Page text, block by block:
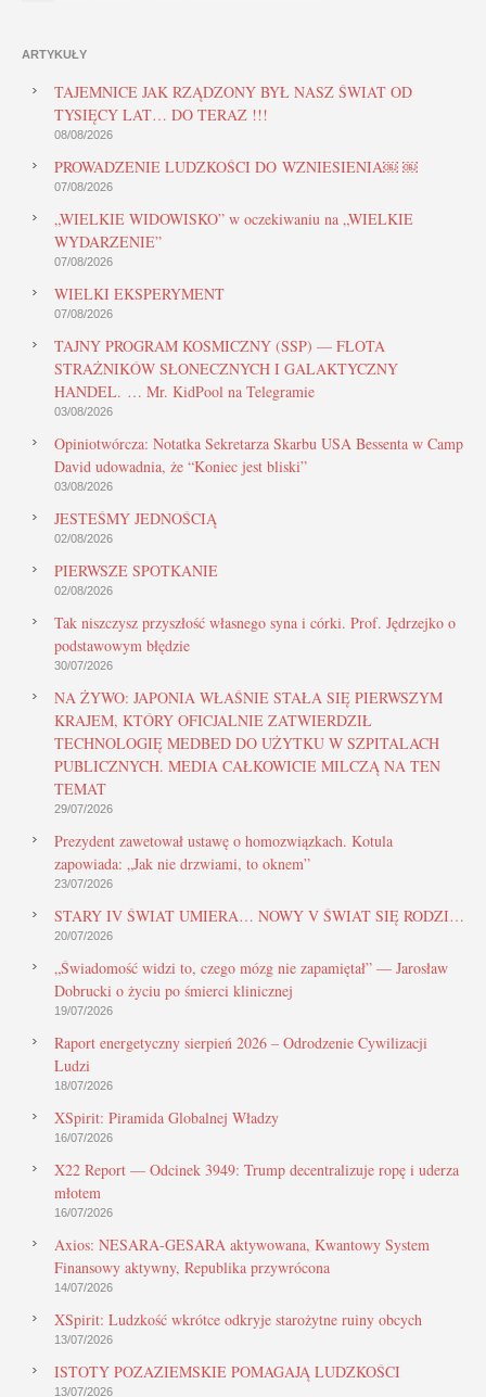
ARTYKUŁY
TAJEMNICE JAK RZĄDZONY BYŁ NASZ ŚWIAT OD
TYSIĘCY LAT… DO TERAZ !!!
08/08/2026
PROWADZENIE LUDZKOŚCI DO WZNIESIENIA￼ ￼
07/08/2026
„WIELKIE WIDOWISKO” w oczekiwaniu na „WIELKIE
WYDARZENIE”
07/08/2026
WIELKI EKSPERYMENT
07/08/2026
TAJNY PROGRAM KOSMICZNY (SSP) — FLOTA
STRAŻNIKÓW SŁONECZNYCH I GALAKTYCZNY
HANDEL. … Mr. KidPool na Telegramie
03/08/2026
Opiniotwórcza: Notatka Sekretarza Skarbu USA Bessenta w Camp
David udowadnia, że “Koniec jest bliski”
03/08/2026
JESTEŚMY JEDNOŚCIĄ
02/08/2026
PIERWSZE SPOTKANIE
02/08/2026
Tak niszczysz przyszłość własnego syna i córki. Prof. Jędrzejko o
podstawowym błędzie
30/07/2026
NA ŻYWO: JAPONIA WŁAŚNIE STAŁA SIĘ PIERWSZYM
KRAJEM, KTÓRY OFICJALNIE ZATWIERDZIŁ
TECHNOLOGIĘ MEDBED DO UŻYTKU W SZPITALACH
PUBLICZNYCH. MEDIA CAŁKOWICIE MILCZĄ NA TEN
TEMAT
29/07/2026
Prezydent zawetował ustawę o homozwiązkach. Kotula
zapowiada: „Jak nie drzwiami, to oknem”
23/07/2026
STARY IV ŚWIAT UMIERA… NOWY V ŚWIAT SIĘ RODZI…
20/07/2026
„Świadomość widzi to, czego mózg nie zapamiętał” — Jarosław
Dobrucki o życiu po śmierci klinicznej
19/07/2026
Raport energetyczny sierpień 2026 – Odrodzenie Cywilizacji
Ludzi
18/07/2026
XSpirit: Piramida Globalnej Władzy
16/07/2026
X22 Report — Odcinek 3949: Trump decentralizuje ropę i uderza
młotem
16/07/2026
Axios: NESARA-GESARA aktywowana, Kwantowy System
Finansowy aktywny, Republika przywrócona
14/07/2026
XSpirit: Ludzkość wkrótce odkryje starożytne ruiny obcych
13/07/2026
ISTOTY POZAZIEMSKIE POMAGAJĄ LUDZKOŚCI
13/07/2026